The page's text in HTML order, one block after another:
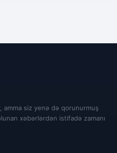
siz yenə də qorunurmuş
xəbərlərdən istifadə zamanı